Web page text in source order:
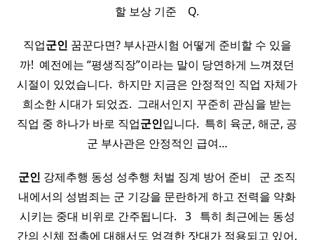
할 보상 기준 ​ ​ ​ Q.
직업군인 꿈꾼다면? 부사관시험 어떻게 준비할 수 있을
까! ​ 예전에는 “평생직장”이라는 말이 당연하게 느껴졌던
시절이 있었습니다. ​ 하지만 지금은 안정적인 직업 자체가
희소한 시대가 되었죠. ​ 그래서인지 꾸준히 관심을 받는
직업 중 하나가 바로 직업군인입니다. ​ 특히 육군, 해군, 공
군 부사관은 안정적인 급여…
군인 강제추행 동성 성추행 처벌 징계 방어 준비 ​ ​ 군 조직
내에서의 성범죄는 군 기강을 문란하게 하고 전력을 약화
시키는 중대 비위로 간주됩니다. ​ ​ 3 ​ ​ 특히 최근에는 동성
간의 신체 접촉에 대해서도 엄격한 잣대가 적용되고 있어,